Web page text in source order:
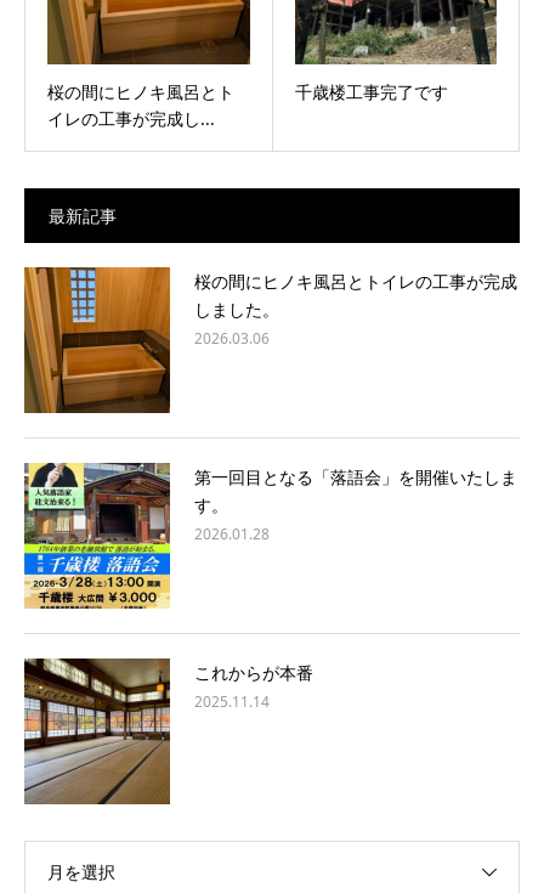
桜の間にヒノキ風呂とト
イレの工事が完成し...
千歳楼工事完了です
最新記事
桜の間にヒノキ風呂とトイレの工事が完成
しました。
2026.03.06
第一回目となる「落語会」を開催いたしま
す。
2026.01.28
これからが本番
2025.11.14
月を選択